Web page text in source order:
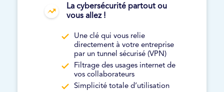
La cybersécurité partout ou
vous allez !
Une clé qui vous relie
directement à votre entreprise
par un tunnel sécurisé (VPN)
Filtrage des usages internet de
vos collaborateurs
Simplicité totale d’utilisation